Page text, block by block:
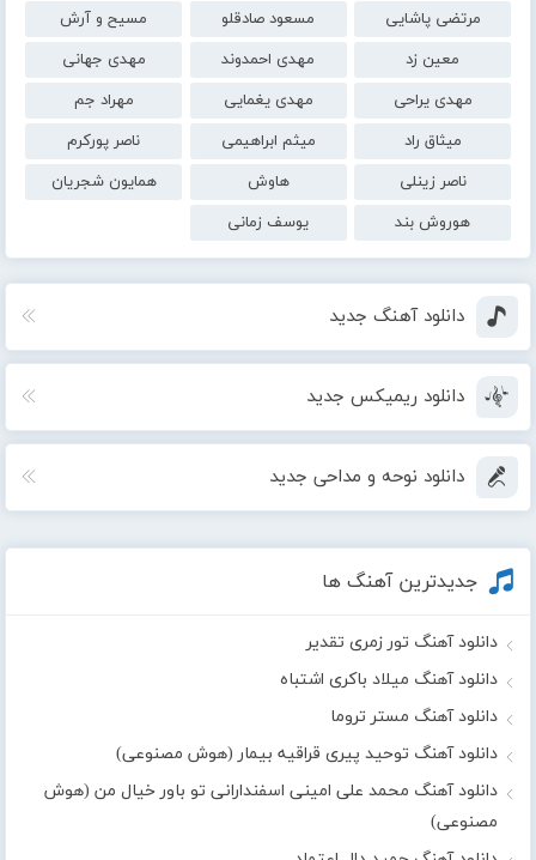
مرتضی پاشایی
مسعود صادقلو
مسیح و آرش
معین زد
مهدی احمدوند
مهدی جهانی
مهدی یراحی
مهدی یغمایی
مهراد جم
میثاق راد
میثم ابراهیمی
ناصر پورکرم
ناصر زینلی
هاوش
همایون شجریان
هوروش بند
یوسف زمانی
دانلود آهنگ جدید
دانلود ریمیکس جدید
دانلود نوحه و مداحی جدید
جدیدترین آهنگ ها
دانلود آهنگ تور زمری تقدیر
دانلود آهنگ میلاد باکری اشتباه
دانلود آهنگ مستر تروما
دانلود آهنگ توحید پیری قراقیه بیمار (هوش مصنوعی)
دانلود آهنگ محمد علی امینی اسفندارانی تو باور خیال من (هوش
مصنوعی)